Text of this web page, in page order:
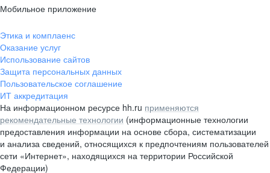
Мобильное приложение
Этика и комплаенс
Оказание услуг
Использование сайтов
Защита персональных данных
Пользовательское соглашение
ИТ аккредитация
На информационном ресурсе hh.ru применяются
рекомендательные технологии (информационные технологии
предоставления информации на основе сбора, систематизации
и анализа сведений, относящихся к предпочтениям пользователей
сети «Интернет», находящихся на территории Российской
Федерации)